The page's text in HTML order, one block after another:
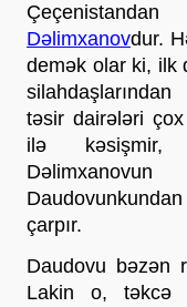
Dəlimxanovdur.
demək olar ki, ilk
təsir dairələri
ilə kəsişmir,
çarpır.
Daudovu bəzən
Lakin o, təkcə